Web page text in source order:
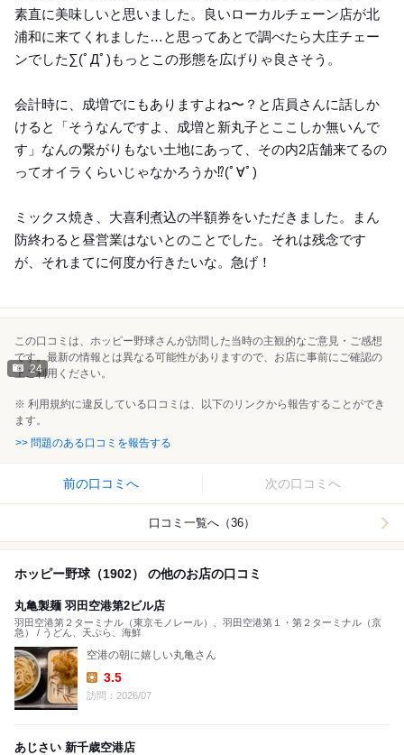
素直に美味しいと思いました。良いローカルチェーン店が北
浦和に来てくれました…と思ってあとで調べたら大庄チェー
ンでした∑(ﾟДﾟ)もっとこの形態を広げりゃ良さそう。
会計時に、成増でにもありますよね〜？と店員さんに話しか
けると「そうなんですよ、成増と新丸子とここしか無いんで
す」なんの繋がりもない土地にあって、その内2店舗来てるの
ってオイラくらいじゃなかろうか⁉︎(ﾟ∀ﾟ)
ミックス焼き、大喜利煮込の半額券をいただきました。まん
防終わると昼営業はないとのことでした。それは残念です
が、それまてに何度か行きたいな。急げ！
24
この口コミは、ホッピー野球さんが訪問した当時の主観的なご意見・ご感想
です。最新の情報とは異なる可能性がありますので、お店に事前にご確認の
上ご利用ください。
※ 利用規約に違反している口コミは、以下のリンクから報告することができ
ます。
>> 問題のある口コミを報告する
前の口コミへ 次の口コミへ
口コミ一覧へ（36）
ホッピー野球（1902） の他のお店の口コミ
丸亀製麺 羽田空港第2ビル店
羽田空港第２ターミナル（東京モノレール）、羽田空港第１・第２ターミナル（京
急） / うどん、天ぷら、海鮮
空港の朝に嬉しい丸亀さん
Lunch:
3.5
訪問：2026/07
あじさい 新千歳空港店